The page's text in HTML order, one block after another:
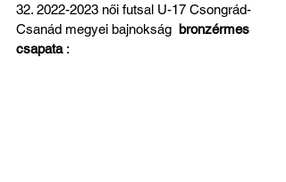
32. 2022-2023 női futsal U-17 Csongrád-
Csanád megyei bajnokság bronzérmes
csapata :